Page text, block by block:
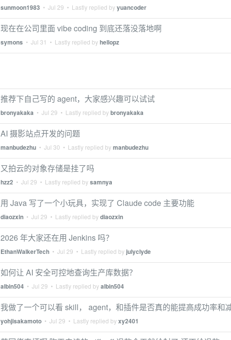
sunmoon1983 • Jul 29 • Lastly replied byyuancoder
现在在公司里面 vibe coding 到底还落没落地啊
symons • Jul 31 • Lastly replied byhellopz
推荐下自己写的 agent，大家感兴趣可以试试
bronyakaka • Jul 29 • Lastly replied bybronyakaka
AI 摄影站点开发的问题
manbudezhu • Jul 30 • Lastly replied bymanbudezhu
又拍云的对象存储是挂了吗
hzz2 • Jul 29 • Lastly replied bysamnya
用 Java 写了一个小玩具，实现了 Claude code 主要功能
diaozxin • Jul 29 • Lastly replied bydiaozxin
2026 年大家还在用 Jenkins 吗？
EthanWalkerTech • Jul 29 • Lastly replied by julyclyde
如何让 AI 安全可控地查询生产库数据？
albin504 • Jul 29 • Lastly replied byalbin504
我做了一个可以看 skill， agent，和插件是否真的能提高成功率和
yohjisakamoto • Jul 29 • Lastly replied byxy2401